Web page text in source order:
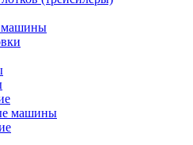
машины
машины